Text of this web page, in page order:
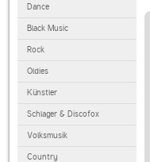
Dance
Black Music
Rock
Oldies
Künstler
Schlager & Discofox
Volksmusik
Country